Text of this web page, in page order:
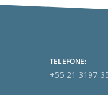
TELEFONE:
+55 21 3197-